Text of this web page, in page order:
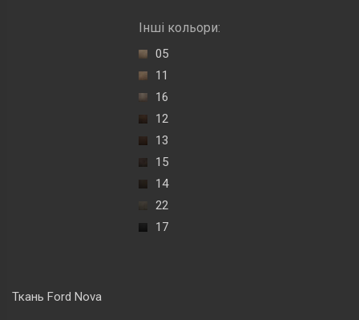
Інші кольори:
05
11
16
12
13
15
14
22
17
Ткань Ford Nova